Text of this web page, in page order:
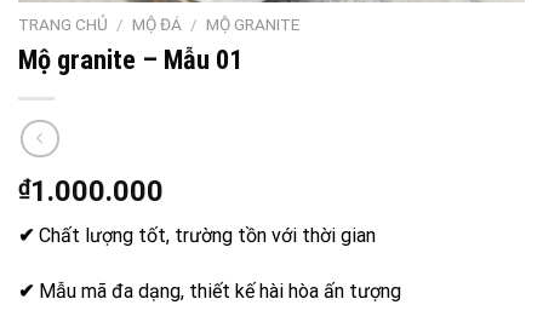
TRANG CHỦ / MỘ ĐÁ / MỘ GRANITE
Mộ granite – Mẫu 01
₫1.000.000
✔ Chất lượng tốt, trường tồn với thời gian
✔ Mẫu mã đa dạng, thiết kế hài hòa ấn tượng